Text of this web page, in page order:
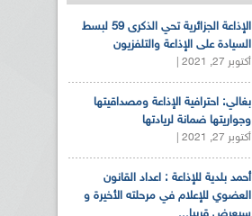
الإذاعة الجزائرية تحي الذكرى 59 لبسط
السيادة على الإذاعة والتلفزيون
أكتوبر 27, 2021 |
بغالي: احترافية الإذاعة ومصداقيتها
وجواريتها ضمانة لريادتها
أكتوبر 27, 2021 |
أحمد بلدية للإذاعة : اعداد القانون
العضوي للإعلام في مرحلته الأخيرة و